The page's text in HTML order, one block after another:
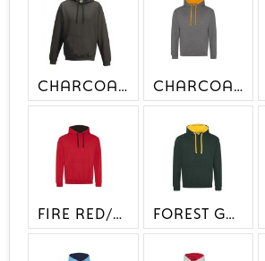
CHARCOAL/JET BLACK CHARCOAL/ORANGE CRUSH
FIRE RED/JET BLACK FOREST GREEN / GOLD